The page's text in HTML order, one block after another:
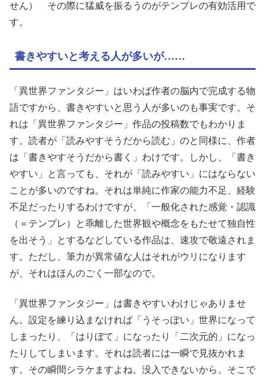
せん） その際に猛威を振るうのがテンプレの有効活用で
す。
書きやすいと考える人が多いが……
「異世界ファンタジー」はいわば作者の脳内で完成する物
語ですから、書きやすいと思う人が多いのも事実です。そ
れは「異世界ファンタジー」作品の投稿数でもわかりま
す。読者が「読みやすそうだから読む」のと同様に、作者
は「書きやすそうだから書く」わけです。しかし、「書き
やすい」と言っても、それが「読みやすい」にはならない
ことが多いのですね。それは単純に作家の能力不足、経験
不足だったりするわけですが、「一般化された感覚・認識
（＝テンプレ）と乖離した世界観や概念をもたせて独自性
を出そう」とするなどしている作品は、速攻で敬遠されま
す。ただし、筆力が異常値な人はそれがウリになります
が、それはほんのごく一部なので。
「異世界ファンタジー」は書きやすいわけじゃありませ
ん。設定を練り込まなければ「うそっぽい」世界になって
しまったり、「はりぼて」になったり「二次元的」になっ
たりしてしまいます。それは読者には一瞬で見抜かれま
す。その瞬間シラケますよね。没入できないから。そこで